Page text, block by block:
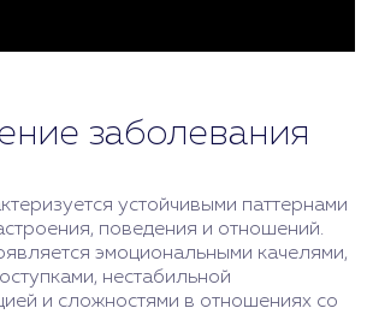
заболевания
устойчивыми паттернами
поведения и отношений.
эмоциональными качелями,
нестабильной
и сложностями в отношениях со